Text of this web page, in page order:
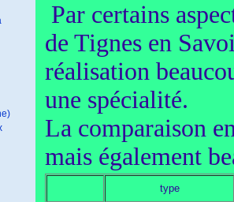
Par certains
de Tignes en
réalisation
une spécialité.
La comparaison
mais également
type